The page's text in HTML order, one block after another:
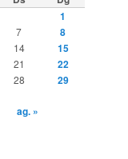
1
7 8
14 15
21 22
28 29
ag. »